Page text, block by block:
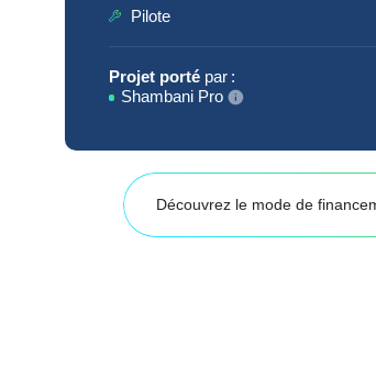
Pilote
Projet porté par :
Shambani Pro
Découvrez le mode de